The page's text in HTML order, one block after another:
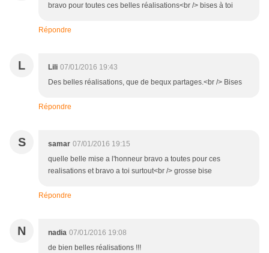
bravo pour toutes ces belles réalisations<br /> bises à toi
Répondre
L Lili 07/01/2016 19:43
Des belles réalisations, que de bequx partages.<br /> Bises
Répondre
S samar 07/01/2016 19:15
quelle belle mise a l'honneur bravo a toutes pour ces
realisations et bravo a toi surtout<br /> grosse bise
Répondre
N nadia 07/01/2016 19:08
de bien belles réalisations !!!